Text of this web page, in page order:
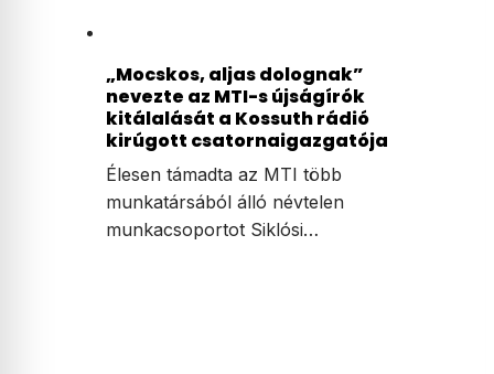
„Mocskos, aljas dolognak”
nevezte az MTI-s újságírók
kitálalását a Kossuth rádió
kirúgott csatornaigazgatója
Élesen támadta az MTI több
munkatársából álló névtelen
munkacsoportot Siklósi…